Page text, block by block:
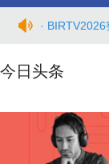
·
· 从“看见全
· 面对不断
今日头条